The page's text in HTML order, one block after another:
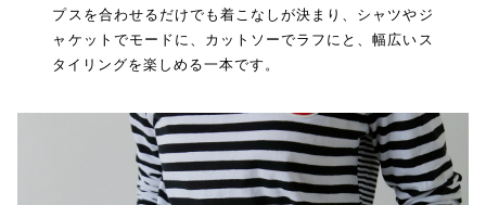
プスを合わせるだけでも着こなしが決まり、シャツやジ
ャケットでモードに、カットソーでラフにと、幅広いス
タイリングを楽しめる一本です。